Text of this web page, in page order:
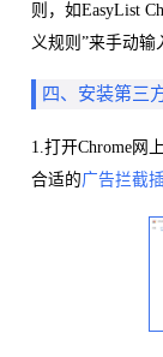
则，如EasyList
义规则”来手动输
四、安装第三
1.打开Chrome网
合适的广告拦截